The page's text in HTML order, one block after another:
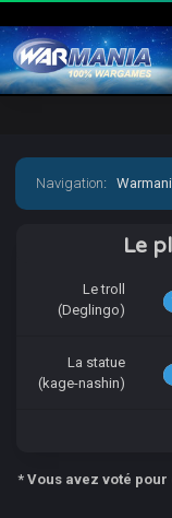
Navigation:
Concours & défisLe
Le troll
(Deglingo)
La statue
(kage-nashin)
* Vous avez voté